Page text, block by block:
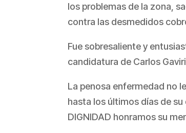
los problemas de la zona,
contra las desmedidos
Fue sobresaliente y
candidatura de Carlos
La penosa enfermedad no
hasta los últimos días de
DIGNIDAD honramos su